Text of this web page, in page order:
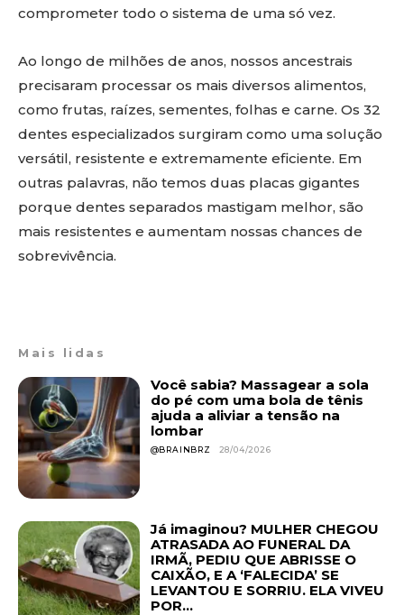
comprometer todo o sistema de uma só vez.
Ao longo de milhões de anos, nossos ancestrais
precisaram processar os mais diversos alimentos,
como frutas, raízes, sementes, folhas e carne. Os 32
dentes especializados surgiram como uma solução
versátil, resistente e extremamente eficiente. Em
outras palavras, não temos duas placas gigantes
porque dentes separados mastigam melhor, são
mais resistentes e aumentam nossas chances de
sobrevivência.
Mais lidas
Você sabia? Massagear a sola
do pé com uma bola de tênis
ajuda a aliviar a tensão na
lombar
@BRAINBRZ 28/04/2026
Já imaginou? MULHER CHEGOU
ATRASADA AO FUNERAL DA
IRMÃ, PEDIU QUE ABRISSE O
CAIXÃO, E A ‘FALECIDA’ SE
LEVANTOU E SORRIU. ELA VIVEU
POR...